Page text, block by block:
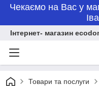
Чекаємо на Вас у
Інтернет- магазин
Товари та послуги